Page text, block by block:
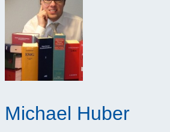
Michael Huber